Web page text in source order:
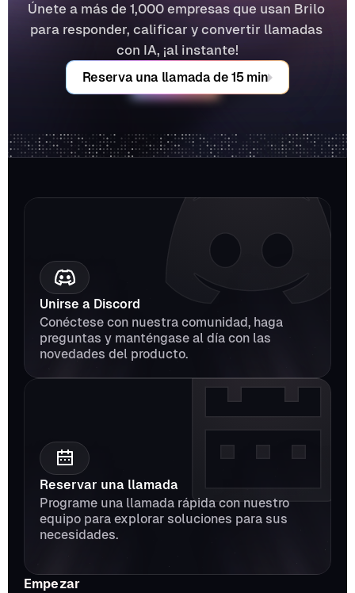
Únete a más de 1,000 empresas que usan Brilo
para responder, calificar y convertir llamadas
con IA, ¡al instante!
Reserva una llamada de 15 min
Unirse a Discord
Conéctese con nuestra comunidad, haga
preguntas y manténgase al día con las
novedades del producto.
Reservar una llamada
Programe una llamada rápida con nuestro
equipo para explorar soluciones para sus
necesidades.
Empezar